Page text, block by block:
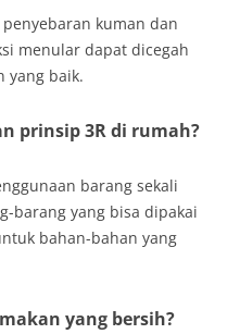
kuman dan
menular dapat dicegah
yang baik.
prinsip 3R di rumah?
barang sekali
barang yang bisa dipakai
bahan-bahan yang
yang bersih?